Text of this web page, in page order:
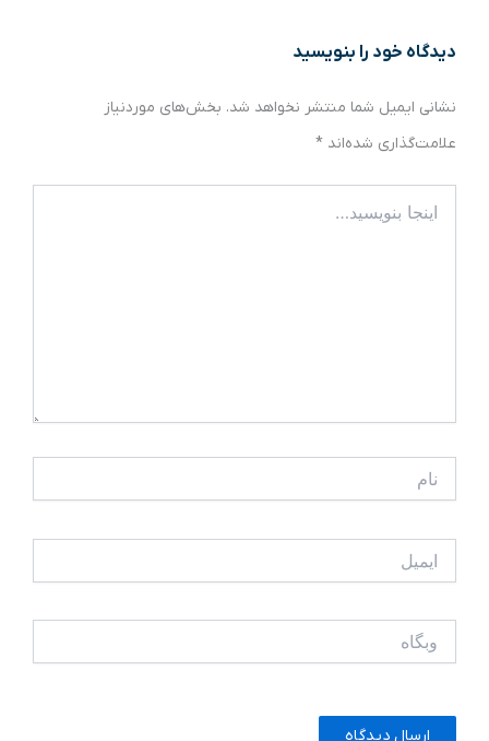
دیدگاه‌ خود را بنویسید
نشانی ایمیل شما منتشر نخواهد شد. بخش‌های موردنیاز
علامت‌گذاری شده‌اند *
بنویسید…